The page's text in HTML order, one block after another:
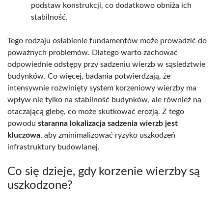
podstaw konstrukcji, co dodatkowo obniża ich
stabilność.
Tego rodzaju osłabienie fundamentów może prowadzić do
poważnych problemów. Dlatego warto zachować
odpowiednie odstępy przy sadzeniu wierzb w sąsiedztwie
budynków. Co więcej, badania potwierdzają, że
intensywnie rozwinięty system korzeniowy wierzby ma
wpływ nie tylko na stabilność budynków, ale również na
otaczającą glebę, co może skutkować erozją. Z tego
powodu staranna lokalizacja sadzenia wierzb jest
kluczowa, aby zminimalizować ryzyko uszkodzeń
infrastruktury budowlanej.
Co się dzieje, gdy korzenie wierzby są
uszkodzone?